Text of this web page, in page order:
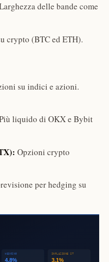
delle bande come
crypto (BTC ed ETH).
su indici e azioni.
liquido di OKX e Bybit
Opzioni crypto
per hedging su